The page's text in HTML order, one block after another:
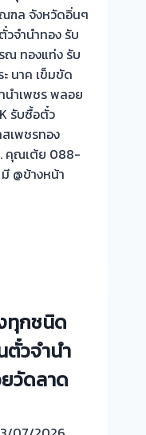
ฑล จังหวัดอิ่นๆ
จำนำทอง รับ
ณ ทองแท่ง รับ
นาค เข็มขัด
นำเพชร พลอย
รับซื้อตั๋ว
เพชรทอง
. คุณเต้ย 088-
@ข้างหน้า
ทุกชนิด
ตั๋วจำนำ
วัดลาด